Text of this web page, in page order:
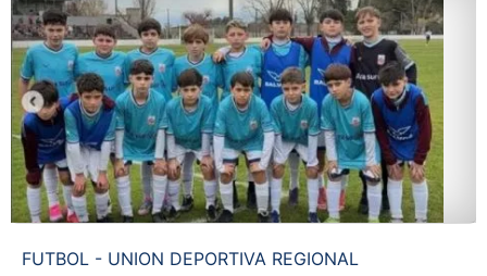
FUTBOL - UNION DEPORTIVA REGIONAL